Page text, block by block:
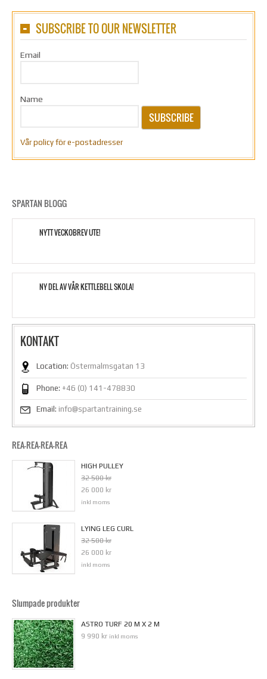
SUBSCRIBE TO OUR NEWSLETTER
Email
Name
SUBSCRIBE
Vår policy för e-postadresser
SPARTAN BLOGG
NYTT VECKOBREV UTE!
NY DEL AV VÅR KETTLEBELL SKOLA!
KONTAKT
Location: Östermalmsgatan 13
Phone: +46 (0) 141-478830
Email: info@spartantraining.se
REA-REA-REA-REA
HIGH PULLEY
32 500 kr
26 000 kr
inkl moms
LYING LEG CURL
32 500 kr
26 000 kr
inkl moms
Slumpade produkter
ASTRO TURF 20 M X 2 M
9 990 kr inkl moms